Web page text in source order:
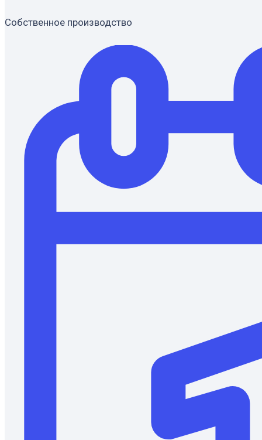
Собственное производство